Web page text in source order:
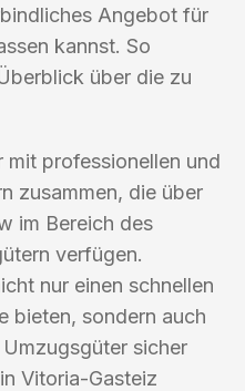
Angebot für
kannst. So
über die zu
mit professionellen und
zusammen, die über
im Bereich des
verfügen.
nur einen schnellen
bieten, sondern auch
sicher
Vitoria-Gasteiz